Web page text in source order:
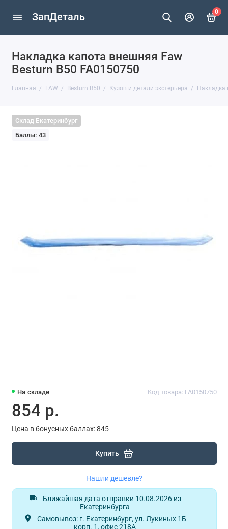
ЗапДеталь 0
Накладка капота внешняя Faw
Besturn B50 FA0150750
Главная FAW Besturn B50 Кузов и детали экстерьера Накладка
Склад Екатеринбург
Баллы: 43
На складе Код товара: FA0150750
854 р.
Цена в бонусных баллах: 845
Купить
Нашли дешевле?
Ближайшая дата отправки 10.08.2026 из
Екатеринбурга
Самовывоз: г. Екатеринбург, ул. Лукиных 1Б
корп. 1, офис 218А